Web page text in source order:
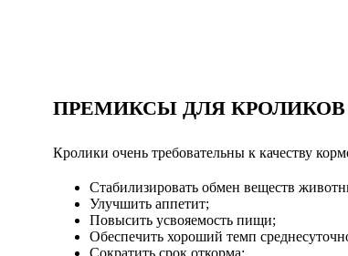
ПРЕМИКСЫ ДЛЯ КРОЛИКОВ
Кролики очень требовательны к качеству
Стабилизировать обмен веществ
Улучшить аппетит;
Повысить усвояемость пищи;
Обеспечить хороший темп